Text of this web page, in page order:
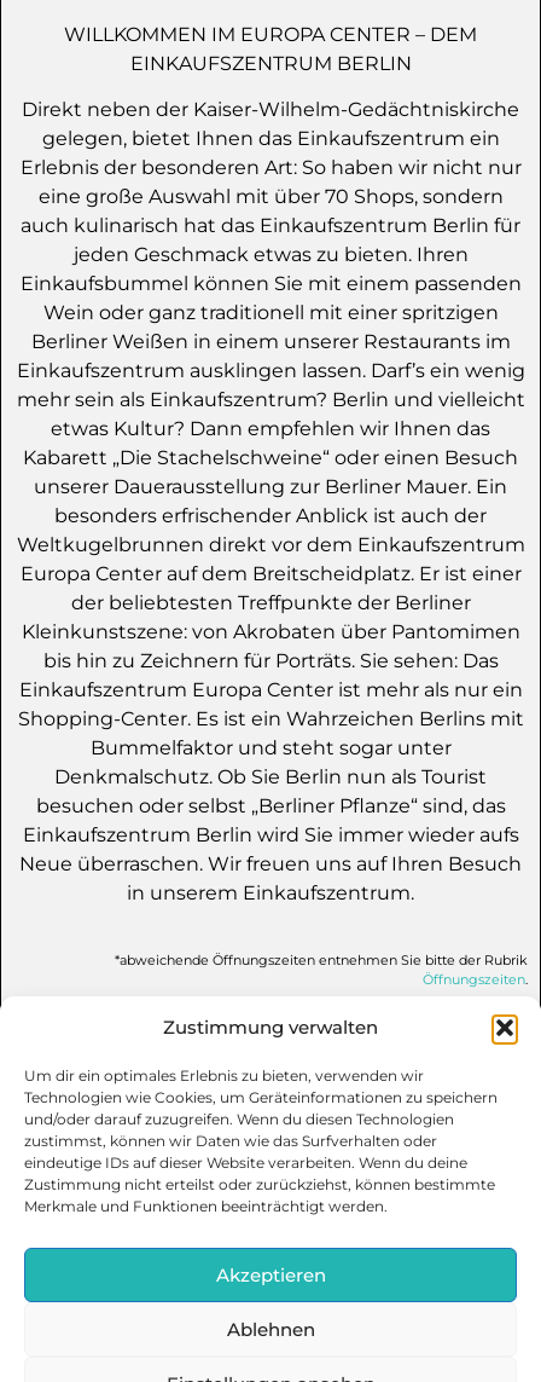
Zustimmung verwalten
Um dir ein optimales Erlebnis zu bieten, verwenden wir
Technologien wie Cookies, um Geräteinformationen zu speichern
und/oder darauf zuzugreifen. Wenn du diesen Technologien
zustimmst, können wir Daten wie das Surfverhalten oder
eindeutige IDs auf dieser Website verarbeiten. Wenn du deine
Zustimmung nicht erteilst oder zurückziehst, können bestimmte
Merkmale und Funktionen beeinträchtigt werden.
Akzeptieren
Ablehnen
WILLKOMMEN IM EUROPA CENTER – DEM
EINKAUFSZENTRUM BERLIN
Direkt neben der Kaiser-Wilhelm-Gedächtniskirche
gelegen, bietet Ihnen das Einkaufszentrum ein
Erlebnis der besonderen Art: So haben wir nicht nur
eine große Auswahl mit über 70 Shops, sondern
auch kulinarisch hat das Einkaufszentrum Berlin für
jeden Geschmack etwas zu bieten. Ihren
Einkaufsbummel können Sie mit einem passenden
Wein oder ganz traditionell mit einer spritzigen
Berliner Weißen in einem unserer Restaurants im
Einkaufszentrum ausklingen lassen. Darf’s ein wenig
mehr sein als Einkaufszentrum? Berlin und vielleicht
etwas Kultur? Dann empfehlen wir Ihnen das
Kabarett „Die Stachelschweine“ oder einen Besuch
unserer Dauerausstellung zur Berliner Mauer. Ein
besonders erfrischender Anblick ist auch der
Weltkugelbrunnen direkt vor dem Einkaufszentrum
Europa Center auf dem Breitscheidplatz. Er ist einer
der beliebtesten Treffpunkte der Berliner
Kleinkunstszene: von Akrobaten über Pantomimen
bis hin zu Zeichnern für Porträts. Sie sehen: Das
Einkaufszentrum Europa Center ist mehr als nur ein
Shopping-Center. Es ist ein Wahrzeichen Berlins mit
Bummelfaktor und steht sogar unter
Denkmalschutz. Ob Sie Berlin nun als Tourist
besuchen oder selbst „Berliner Pflanze“ sind, das
Einkaufszentrum Berlin wird Sie immer wieder aufs
Neue überraschen. Wir freuen uns auf Ihren Besuch
in unserem Einkaufszentrum.
*abweichende Öffnungszeiten entnehmen Sie bitte der Rubrik
Öffnungszeiten
Jobs
Kontakt
Datenschutz
Impressum
Cookie-Richtlinie (EU)